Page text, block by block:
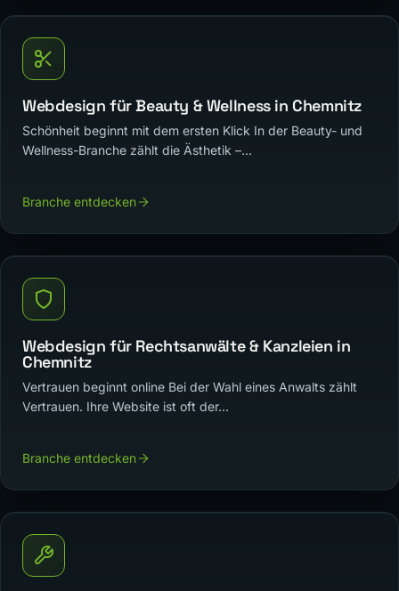
Webdesign für Beauty & Wellness in Chemnitz
Schönheit beginnt mit dem ersten Klick In der Beauty- und
Wellness-Branche zählt die Ästhetik –...
Branche entdecken
Webdesign für Rechtsanwälte & Kanzleien in
Chemnitz
Vertrauen beginnt online Bei der Wahl eines Anwalts zählt
Vertrauen. Ihre Website ist oft der...
Branche entdecken